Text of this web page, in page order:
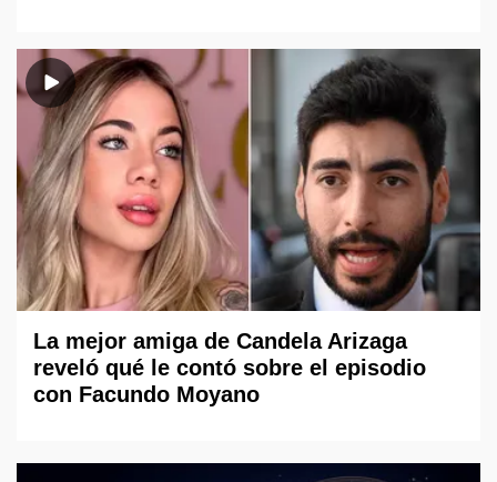
La mejor amiga de Candela Arizaga
reveló qué le contó sobre el episodio
con Facundo Moyano